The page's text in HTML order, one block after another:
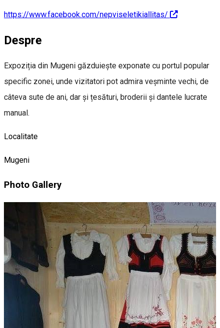
https://www.facebook.com/nepviseletikiallitas/
Despre
Expoziția din Mugeni găzduiește exponate cu portul popular
specific zonei, unde vizitatori pot admira veșminte vechi, de
câteva sute de ani, dar și țesături, broderii și dantele lucrate
manual.
Localitate
Mugeni
Photo Gallery